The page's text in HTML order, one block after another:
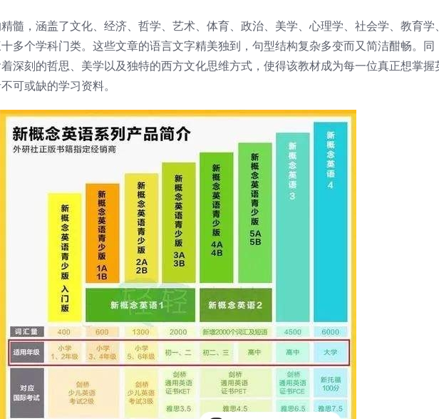
髓，涵盖了文化、经济、哲学、艺术、体育、政治、美学、心理学、社会学、教育学
多个学科门类。这些文章的语言文字精美独到，句型结构复杂多变而又简洁酣畅。同
深刻的哲思、美学以及独特的西方文化思维方式，使得该教材成为每一位真正想掌握
可或缺的学习资料。